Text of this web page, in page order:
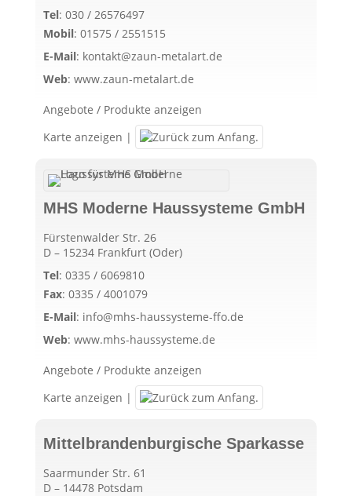
Tel: 030 / 26576497
Mobil: 01575 / 2551515
E-Mail: kontakt@zaun-metalart.de
Web: www.zaun-metalart.de
Angebote / Produkte anzeigen
Karte anzeigen |
MHS Moderne Haussysteme GmbH
Fürstenwalder Str. 26
D – 15234 Frankfurt (Oder)
Tel: 0335 / 6069810
Fax: 0335 / 4001079
E-Mail: info@mhs-haussysteme-ffo.de
Web: www.mhs-haussysteme.de
Angebote / Produkte anzeigen
Karte anzeigen |
Mittelbrandenburgische Sparkasse
Saarmunder Str. 61
D – 14478 Potsdam